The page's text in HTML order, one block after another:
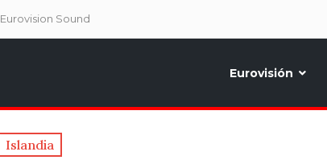
Eurovision Sound
Eurovisión
Islandia